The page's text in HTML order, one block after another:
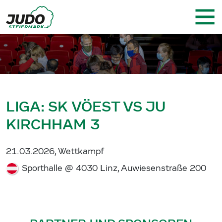
LIGA: SK VÖEST VS JU
KIRCHHAM 3
21.03.2026, Wettkampf
Sporthalle @ 4030 Linz, Auwiesenstraße 200